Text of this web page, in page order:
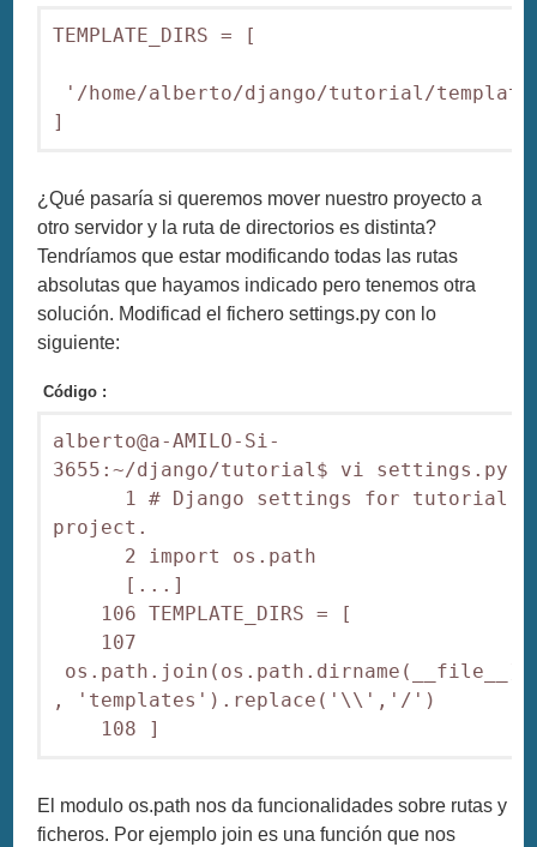
TEMPLATE_DIRS = [
'/home/alberto/django/tutorial/
]
¿Qué pasaría si queremos mover nuestro proyecto a
otro servidor y la ruta de directorios es distinta?
Tendríamos que estar modificando todas las rutas
absolutas que hayamos indicado pero tenemos otra
solución. Modificad el fichero settings.py con lo
siguiente:
Código :
alberto@a-AMILO-Si-
3655:~/django/tutorial$ vi settings.py
1 # Django settings for tutorial
project.
2 import os.path
[...]
106 TEMPLATE_DIRS = [
107
os.path.join(os.path.dirname(__file__)
, 'templates').replace('\\','/')
108 ]
El modulo os.path nos da funcionalidades sobre rutas y
ficheros. Por ejemplo join es una función que nos